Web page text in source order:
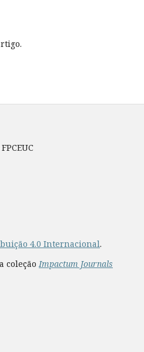
FPCEUC
4.0 Internacional.
coleçãoImpactum Journals